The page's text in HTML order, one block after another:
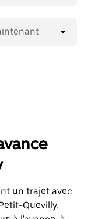
un trajet avec
Quevilly.